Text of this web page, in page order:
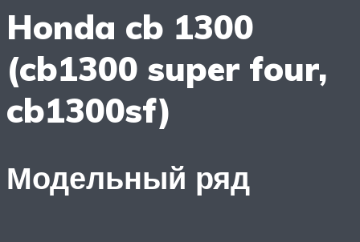
Honda cb 1300
(cb1300 super four,
cb1300sf)
Модельный ряд